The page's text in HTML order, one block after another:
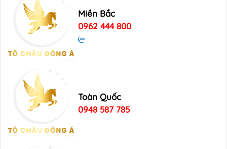
Miền Bắc
0962 444 800
Toàn Quốc
0948 587 785